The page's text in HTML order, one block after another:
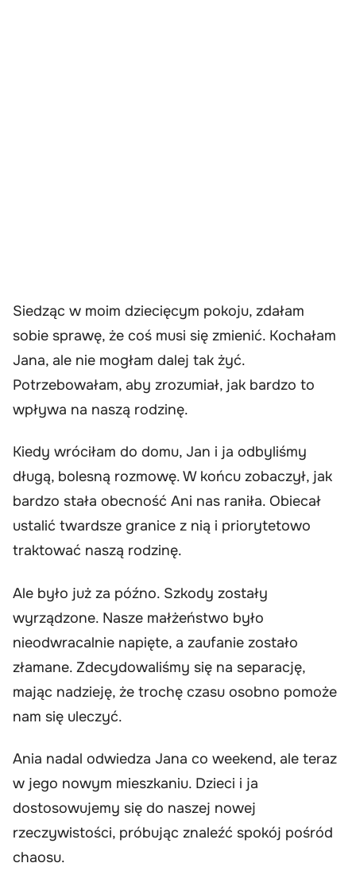
Siedząc w moim dziecięcym pokoju, zdałam
sobie sprawę, że coś musi się zmienić. Kochałam
Jana, ale nie mogłam dalej tak żyć.
Potrzebowałam, aby zrozumiał, jak bardzo to
wpływa na naszą rodzinę.
Kiedy wróciłam do domu, Jan i ja odbyliśmy
długą, bolesną rozmowę. W końcu zobaczył, jak
bardzo stała obecność Ani nas raniła. Obiecał
ustalić twardsze granice z nią i priorytetowo
traktować naszą rodzinę.
Ale było już za późno. Szkody zostały
wyrządzone. Nasze małżeństwo było
nieodwracalnie napięte, a zaufanie zostało
złamane. Zdecydowaliśmy się na separację,
mając nadzieję, że trochę czasu osobno pomoże
nam się uleczyć.
Ania nadal odwiedza Jana co weekend, ale teraz
w jego nowym mieszkaniu. Dzieci i ja
dostosowujemy się do naszej nowej
rzeczywistości, próbując znaleźć spokój pośród
chaosu.